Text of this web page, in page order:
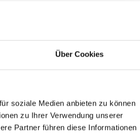
Über Cookies
soziale Medien anbieten zu können
zu Ihrer Verwendung unserer
Partner führen diese Informationen
2 Jahre